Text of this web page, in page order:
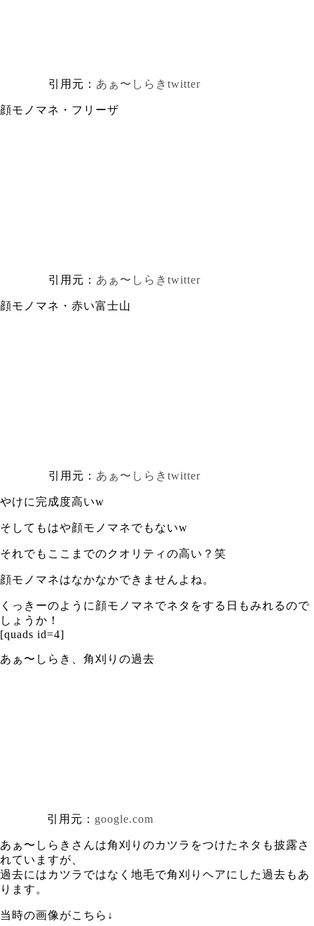
引用元： あぁ〜しらきtwitter
顔モノマネ・フリーザ
引用元： あぁ〜しらきtwitter
顔モノマネ・赤い富士山
引用元： あぁ〜しらきtwitter
やけに完成度高いw
そしてもはや顔モノマネでもないw
それでもここまでのクオリティの高い？笑
顔モノマネはなかなかできませんよね。
くっきーのように顔モノマネでネタをする日もみれるので
しょうか！
[quads id=4]
あぁ〜しらき、角刈りの過去
引用元： google.com
あぁ〜しらきさんは角刈りのカツラをつけたネタも披露さ
れていますが、
過去にはカツラではなく地毛で角刈りヘアにした過去もあ
ります。
当時の画像がこちら↓